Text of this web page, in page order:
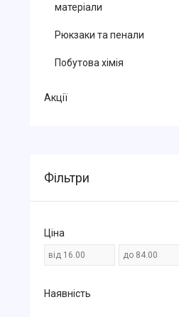
матеріали
Рюкзаки та пенали
Побутова хімія
Акції
Фільтри
Ціна
Наявність